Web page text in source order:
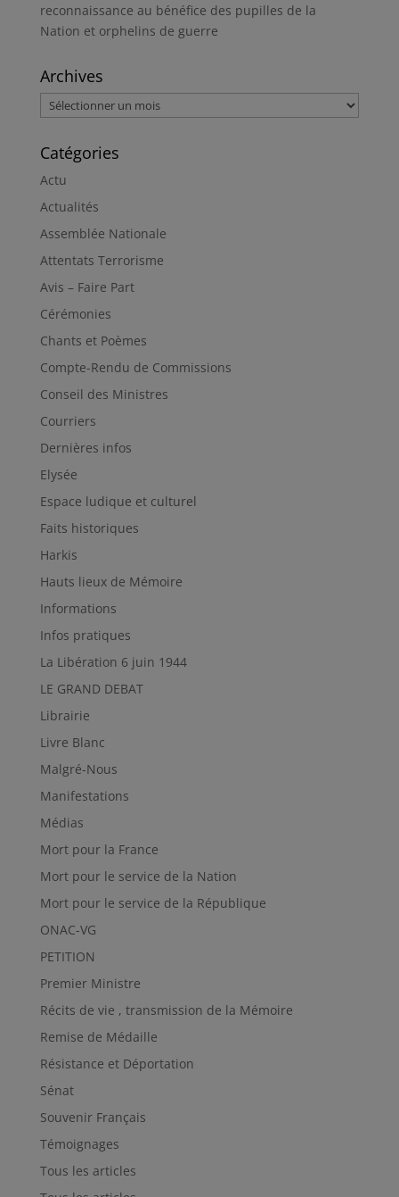
reconnaissance au bénéfice des pupilles de la
Nation et orphelins de guerre
Archives
Archives
Catégories
Actu
Actualités
Assemblée Nationale
Attentats Terrorisme
Avis – Faire Part
Cérémonies
Chants et Poèmes
Compte-Rendu de Commissions
Conseil des Ministres
Courriers
Dernières infos
Elysée
Espace ludique et culturel
Faits historiques
Harkis
Hauts lieux de Mémoire
Informations
Infos pratiques
La Libération 6 juin 1944
LE GRAND DEBAT
Librairie
Livre Blanc
Malgré-Nous
Manifestations
Médias
Mort pour la France
Mort pour le service de la Nation
Mort pour le service de la République
ONAC-VG
PETITION
Premier Ministre
Récits de vie , transmission de la Mémoire
Remise de Médaille
Résistance et Déportation
Sénat
Souvenir Français
Témoignages
Tous les articles